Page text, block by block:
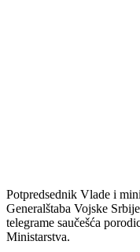
Potpredsednik Vlade i
Generalštaba Vojske
telegrame saučešća
Ministarstva.